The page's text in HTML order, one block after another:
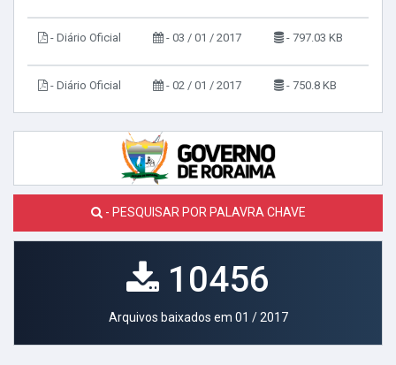
- Diário Oficial - 03 / 01 / 2017 - 797.03 KB
- Diário Oficial - 02 / 01 / 2017 - 750.8 KB
- PESQUISAR POR PALAVRA CHAVE
10456
Arquivos baixados em 01 / 2017